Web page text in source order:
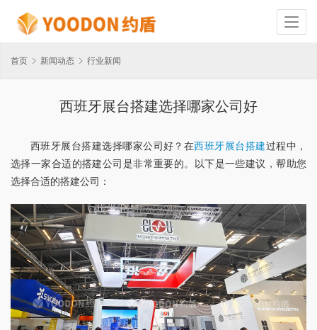
首页 新闻动态 行业新闻
西班牙展台搭建选择哪家公司好
西班牙展台搭建选择哪家公司好？在西班牙展台搭建过程中，
选择一家合适的搭建公司是非常重要的。以下是一些建议，帮助您
选择合适的搭建公司：